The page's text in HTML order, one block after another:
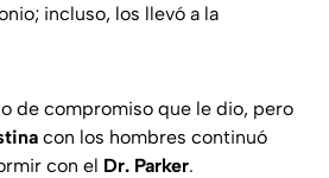
incluso, los llevó a la
de compromiso que le dio, pero
con los hombres continuó
con el Dr. Parker.